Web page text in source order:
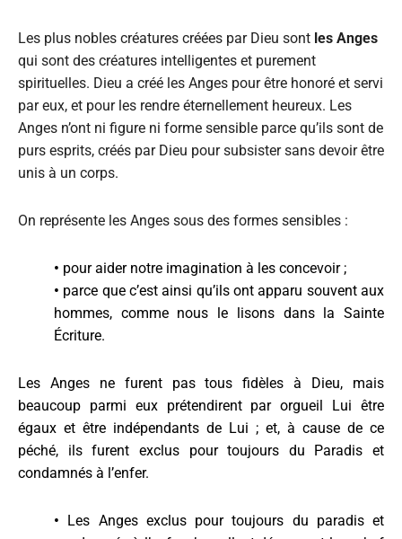
Les plus nobles créatures créées par Dieu sont les Anges
qui sont des créatures intelligentes et purement
spirituelles. Dieu a créé les Anges pour être honoré et servi
par eux, et pour les rendre éternellement heureux. Les
Anges n’ont ni figure ni forme sensible parce qu’ils sont de
purs esprits, créés par Dieu pour subsister sans devoir être
unis à un corps.
On représente les Anges sous des formes sensibles :
• pour aider notre imagination à les concevoir ;
• parce que c’est ainsi qu’ils ont apparu souvent aux
hommes, comme nous le lisons dans la Sainte
Écriture.
Les Anges ne furent pas tous fidèles à Dieu, mais
beaucoup parmi eux prétendirent par orgueil Lui être
égaux et être indépendants de Lui ; et, à cause de ce
péché, ils furent exclus pour toujours du Paradis et
condamnés à l’enfer.
• Les Anges exclus pour toujours du paradis et